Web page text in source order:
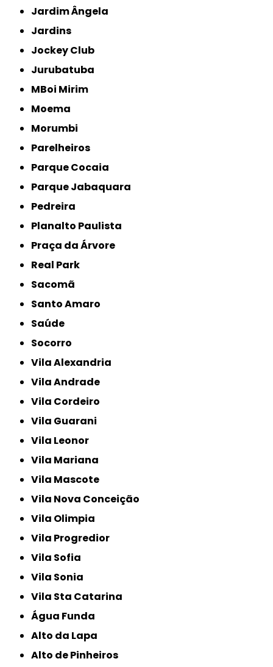
Jardim Ângela
Jardins
Jockey Club
Jurubatuba
MBoi Mirim
Moema
Morumbi
Parelheiros
Parque Cocaia
Parque Jabaquara
Pedreira
Planalto Paulista
Praça da Árvore
Real Park
Sacomã
Santo Amaro
Saúde
Socorro
Vila Alexandria
Vila Andrade
Vila Cordeiro
Vila Guarani
Vila Leonor
Vila Mariana
Vila Mascote
Vila Nova Conceição
Vila Olimpia
Vila Progredior
Vila Sofia
Vila Sonia
Vila Sta Catarina
Água Funda
Alto da Lapa
Alto de Pinheiros